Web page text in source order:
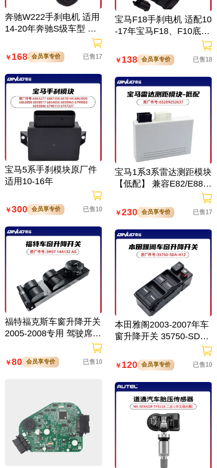
奔驰W222手刹电机 适用
14-20年奔驰S级车型 高
￥168 会员享专价 已售17
宝马5系手刹模块原厂件
适用10-16年
￥300 会员享专价 已售10
福特福克斯车窗升降开关
2005-2008专用 驾驶席控
制开关 高品质车辆配件
￥80 会员享专价 已售10
宝马F18手刹电机 适配10
-17年宝马F18、F10底盘
￥138 会员享专价 已售18
宝马1系3系雷达测距模块
【低配】 兼容E82/E88 E
90/E91/E92/E93 标准传
感器
￥230 会员享专价 已售17
本田雅阁2003-2007年车
窗升降开关 35750-SDA-
H12原厂件号 驾驶席控制
开关 车辆配件
￥120 会员享专价 已售10